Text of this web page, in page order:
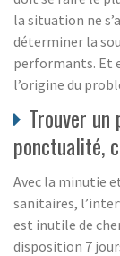
la situation ne
déterminer la
performants. Et
l’origine du
Trouver
ponctualité,
Avec la minutie
sanitaires,
est inutile de
disposition 7